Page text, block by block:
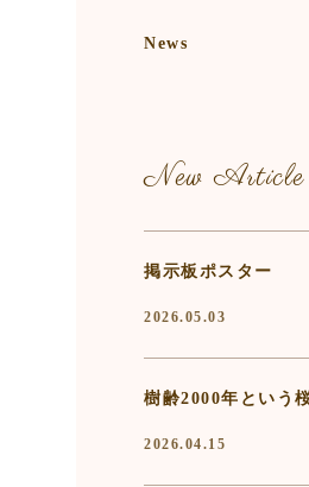
News
New Article
掲示板ポスター
2026.05.03
樹齢2000年という
2026.04.15